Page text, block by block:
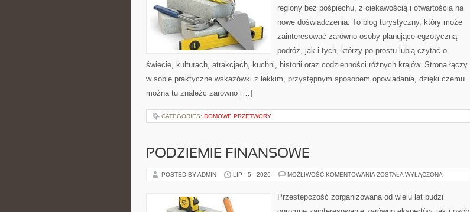
regiony bez pośpiechu, z ciekawością i otwartością na
nowe doświadczenia. To blog turystyczny, który może
zainteresować zarówno osoby planujące egzotyczną
podróż, jak i tych, którzy po prostu lubią czytać o
świecie, kulturach, atrakcjach, kuchni, historii oraz codzienności różnych krajów. Strona łączy
w sobie praktyczne wskazówki z lekkim, przystępnym sposobem opowiadania, dzięki czemu
można tu znaleźć zarówno […]
CATEGORIES: DOMOWE PRZETWORY
PODZIEMIE FINANSOWE
POSTED BY ADMIN LIP - 5 - 2026 MOŻLIWOŚĆ KOMENTOWANIA PODZIEMIE
ZOSTAŁA WYŁĄCZONA
Przestępczość zorganizowana od wielu lat budzi